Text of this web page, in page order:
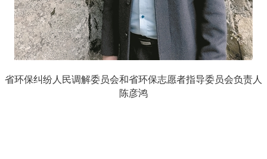
省环保纠纷人民调解委员会和省环保志愿者指导委员会负责人
陈彦鸿